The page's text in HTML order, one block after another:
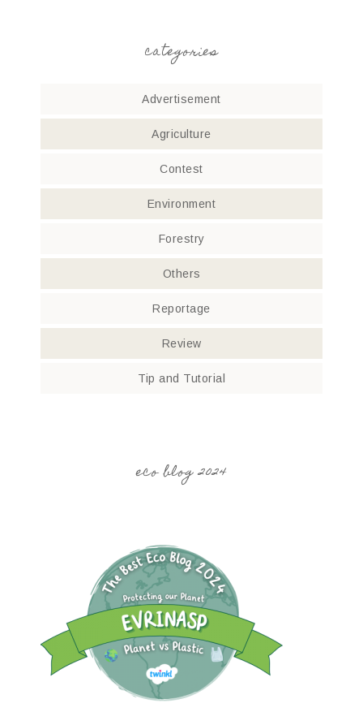
categories
Advertisement
Agriculture
Contest
Environment
Forestry
Others
Reportage
Review
Tip and Tutorial
eco blog 2024